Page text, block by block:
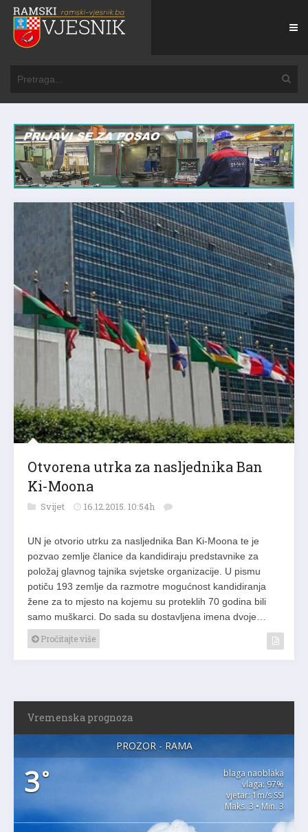
Otvorena utrka za nasljednika Ban
Ki-Moona
Svijet 16.12.2015. 10:54h
UN je otvorio utrku za nasljednika Ban Ki-Moona te je
pozvao zemlje članice da kandidiraju predstavnike za
položaj glavnog tajnika svjetske organizacije. U pismu
potiču 193 zemlje da razmotre mogućnost kandidiranja
žene za to mjesto na kojemu su proteklih 70 godina bili
samo muškarci. Do sada su dostavljena imena dvoje…
Pročitajte više
Vremenska prognoza
PROZOR - RAMA
3°
blaga naoblaka
vlaga: 97%
vjetar: 1m/s SSI
Maks. 3 • Min. 3